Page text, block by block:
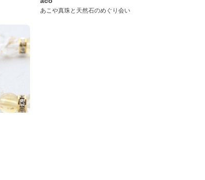
あこや真珠と天然石のめぐり会い